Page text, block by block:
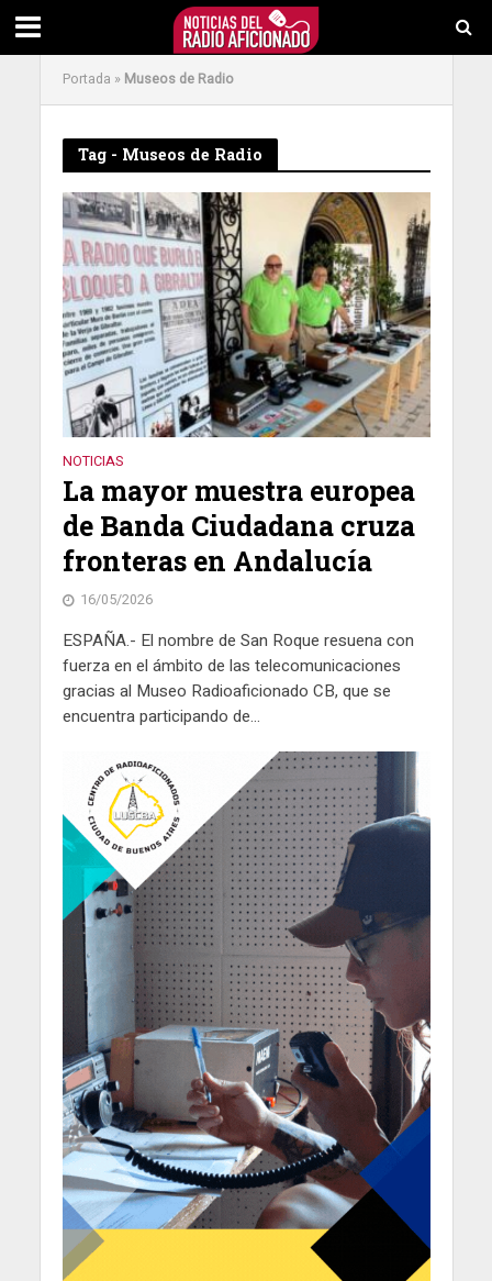
Portada » Museos de Radio
Tag - Museos de Radio
NOTICIAS
La mayor muestra europea
de Banda Ciudadana cruza
fronteras en Andalucía
16/05/2026
ESPAÑA.- El nombre de San Roque resuena con
fuerza en el ámbito de las telecomunicaciones
gracias al Museo Radioaficionado CB, que se
encuentra participando de...